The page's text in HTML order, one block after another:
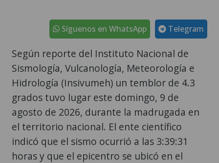
Telegram
Síguenos en WhatsApp
Según reporte del Instituto Nacional de
Sismología, Vulcanología, Meteorología e
Hidrología (Insivumeh) un temblor de 4.3
grados tuvo lugar este domingo, 9 de
agosto de 2026, durante la madrugada en
el territorio nacional. El ente científico
indicó que el sismo ocurrió a las 3:39:31
horas y que el epicentro se ubicó en el